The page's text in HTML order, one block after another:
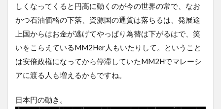
しくなってくると円高に動くのが今の世界の常で、なお
かつ石油価格の下落、資源国の通貨は落ちるは、発展途
上国からはお金が逃げてやっぱり為替は下がるはで、笑
いをこらえているMM2Her人もいたりして。ということ
は安倍政権になってから停滞していたMM2Hでマレーシ
アに渡る人も増えるかもですね。
日本円の動き。